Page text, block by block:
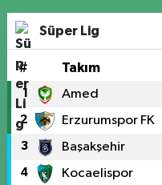
Süper Lig
# Takım
1 Amed
2 Erzurumspor FK
3 Başakşehir
4 Kocaelispor